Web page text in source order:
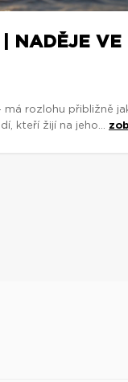
NADĚJE VE
rozlohu přibližně
kteří žijí na jeho...